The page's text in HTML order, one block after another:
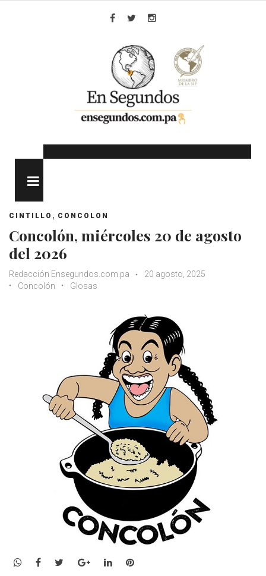
CINTILLO , CONCOLON
Concolón, miércoles 20 de agosto
del 2026
Redacción Ensegundos.com.pa
20 agosto, 2025
Concolón
Glosas
WhatsApp
Facebook
TwitterGoogle+LinkedInPinterest